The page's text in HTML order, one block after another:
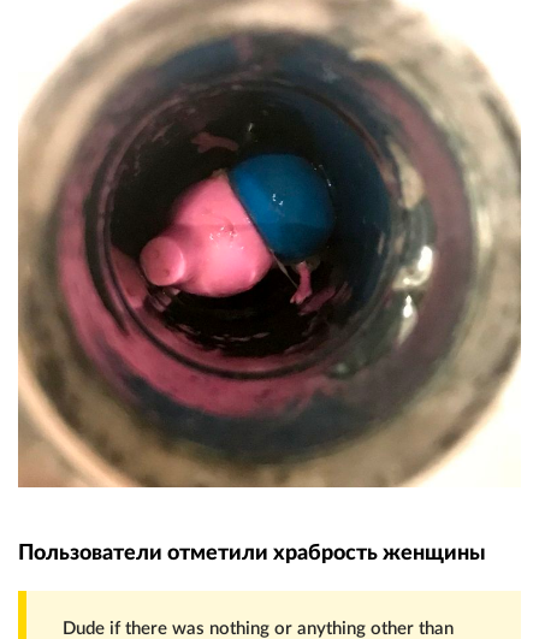
Пользователи отметили храбрость женщины
Dude if there was nothing or anything other than